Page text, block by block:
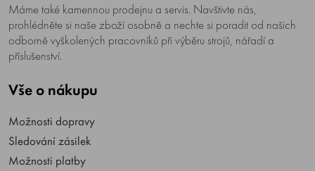
Máme také kamennou prodejnu a servis. Navštivte nás,
prohlédněte si naše zboží osobně a nechte si poradit od našich
odborně vyškolených pracovníků při výběru strojů, nářadí a
příslušenství.
Vše o nákupu
Možnosti dopravy
Sledování zásilek
Možnosti platby